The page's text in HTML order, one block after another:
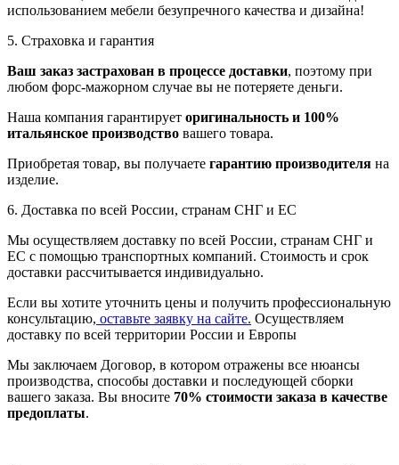
использованием мебели безупречного качества и дизайна!
5. Страховка и гарантия
Ваш заказ застрахован в процессе доставки, поэтому при
любом форс-мажорном случае вы не потеряете деньги.
Наша компания гарантирует оригинальность и 100%
итальянское производство вашего товара.
Приобретая товар, вы получаете гарантию производителя на
изделие.
6. Доставка по всей России, странам СНГ и ЕС
Мы осуществляем доставку по всей России, странам СНГ и
ЕС с помощью транспортных компаний. Стоимость и срок
доставки рассчитывается индивидуально.
Если вы хотите уточнить цены и получить профессиональную
консультацию, оставьте заявку на сайте. Осуществляем
доставку по всей территории России и Европы
Мы заключаем Договор, в котором отражены все нюансы
производства, способы доставки и последующей сборки
вашего заказа. Вы вносите 70% стоимости заказа в качестве
предоплаты.